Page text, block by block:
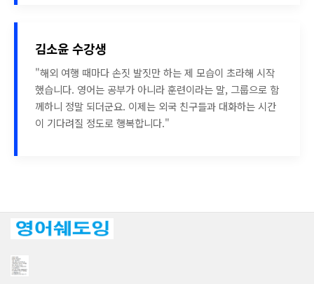
김소윤 수강생
"해외 여행 때마다 손짓 발짓만 하는 제 모습이 초라해 시작
했습니다. 영어는 공부가 아니라 훈련이라는 말, 그룹으로 함
께하니 정말 되더군요. 이제는 외국 친구들과 대화하는 시간
이 기다려질 정도로 행복합니다."